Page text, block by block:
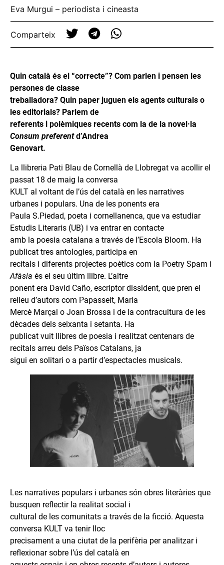
Eva Murgui – periodista i cineasta
Comparteix
Quin català és el “correcte”? Com parlen i pensen les
persones de classe
treballadora? Quin paper juguen els agents culturals o
les editorials? Parlem de
referents i polèmiques recents com la de la novel·la
Consum preferentd’Andrea
Genovart.
La llibreria Pati Blau de Cornellà de Llobregat va acollir el
passat 18 de maig la conversa
KULT al voltant de l’ús del català en les narratives
urbanes i populars. Una de les ponents era
Paula S.Piedad, poeta i cornellanenca, que va estudiar
Estudis Literaris (UB) i va entrar en contacte
amb la poesia catalana a través de l’Escola Bloom. Ha
publicat tres antologies, participa en
recitals i diferents projectes poètics com la Poetry Spam i
Afàsia és el seu últim llibre. L’altre
ponent era David Caño, escriptor dissident, que pren el
relleu d’autors com Papasseit, Maria
Mercè Marçal o Joan Brossa i de la contracultura de les
dècades dels seixanta i setanta. Ha
publicat vuit llibres de poesia i realitzat centenars de
recitals arreu dels Països Catalans, ja
sigui en solitari o a partir d’espectacles musicals.
Les narratives populars i urbanes són obres literàries que
busquen reflectir la realitat social i
cultural de les comunitats a través de la ficció. Aquesta
conversa KULT va tenir lloc
precisament a una ciutat de la perifèria per analitzar i
reflexionar sobre l’ús del català en